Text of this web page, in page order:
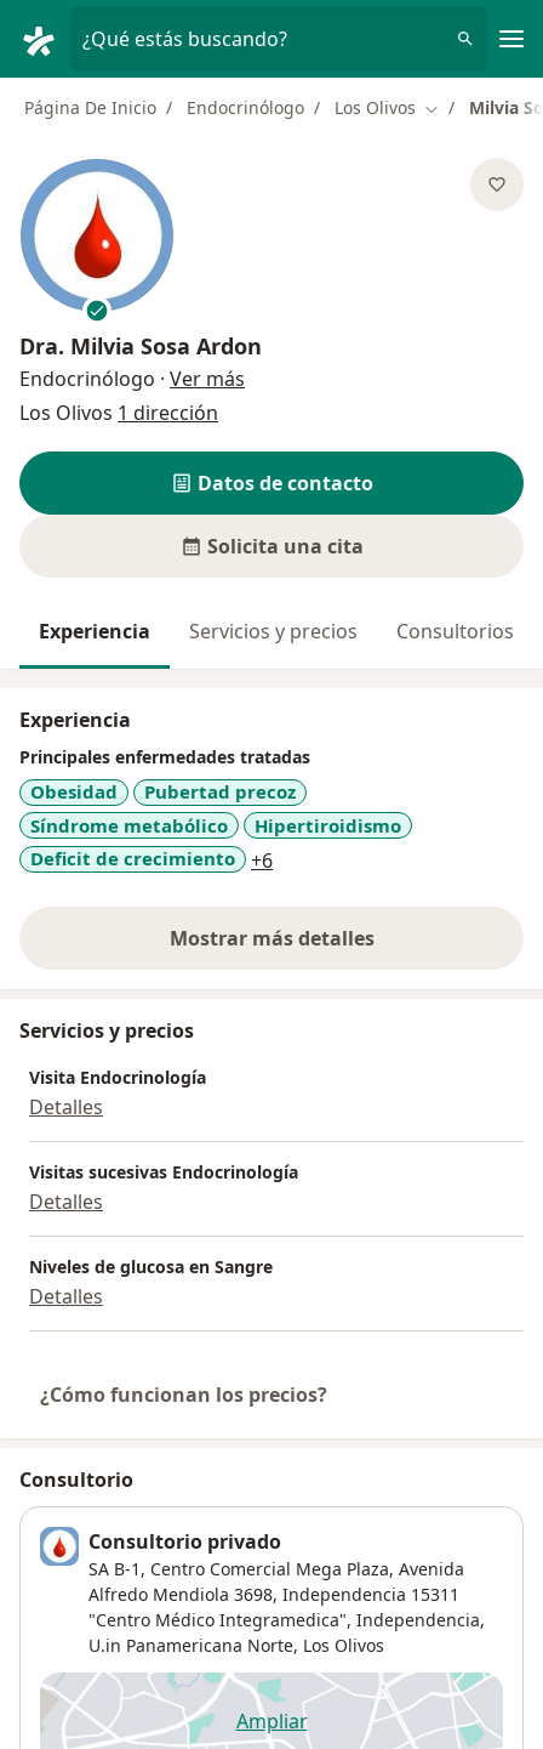
¿Qué estás buscando?
Página De Inicio Endocrinólogo Los Olivos Cambiar de
Milvia
Dra. Milvia Sosa Ardon
Endocrinólogo · Ver más
Los Olivos 1 dirección
Datos de contacto
Solicita una cita
Experiencia Servicios y precios Consultorios
Experiencia
Principales enfermedades tratadas
Obesidad
Pubertad precoz
Síndrome metabólico
Hipertiroidismo
Deficit de crecimiento
+6a11y_sr_more_diseases
Mostrar más detalles
sobre la experiencia
Servicios y precios
Visita Endocrinología
Detalles
Visitas sucesivas Endocrinología
Detalles
Niveles de glucosa en Sangre
Detalles
¿Cómo funcionan los precios?
Consultorio
Consultorio privado
SA B-1, Centro Comercial Mega Plaza, Avenida
Alfredo Mendiola 3698, Independencia 15311
"Centro Médico Integramedica", Independencia,
U.in Panamericana Norte, Los Olivos
Ampliarse abre en una nueva